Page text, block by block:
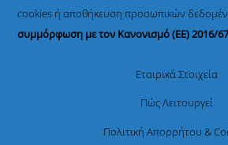
cookies ή αποθήκευση προσωπικών
συμμόρφωση με τον Κανονισμό (ΕΕ) 2016/
Εταιρικά Στοιχεία
Πώς Λειτουργεί
Πολιτική Απορρήτου &